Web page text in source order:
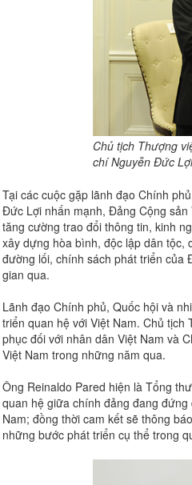
Chủ tịch Thượng
chí Nguyễn Đức
Tại các cuộc gặp lãnh đạo Chính
Đức Lợi nhấn mạnh, Đảng Cộng
tăng cường trao đổi thông tin, kinh
xây dựng hòa bình, độc lập dân tộc,
đường lối, chính sách phát triển của
gian qua.
Lãnh đạo Chính phủ, Quốc hội và
triển quan hệ với Việt Nam. Chủ
phục đối với nhân dân Việt Nam và
Việt Nam trong những năm qua.
Ông Reinaldo Pared hiện là Tổng
quan hệ giữa chính đảng đang
Nam; đồng thời cam kết sẽ thông
những bước phát triển cụ thể trong